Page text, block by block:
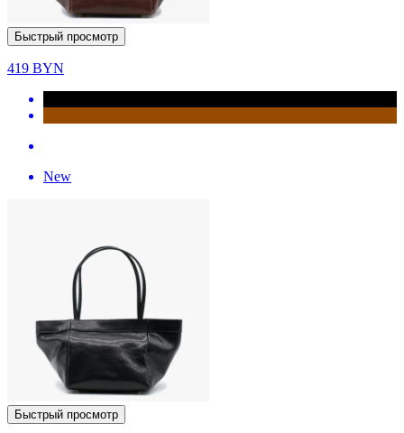
Быстрый просмотр
419 BYN
New
Быстрый просмотр